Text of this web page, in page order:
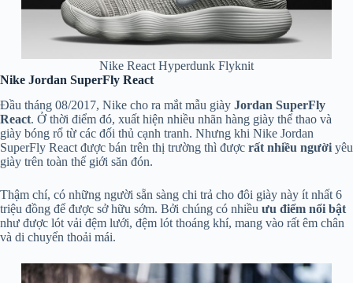
Nike React Hyperdunk Flyknit
Nike Jordan SuperFly React
Đầu tháng 08/2017, Nike cho ra mắt mẫu giày Jordan SuperFly
React. Ở thời điểm đó, xuất hiện nhiều nhãn hàng giày thể thao và
giày bóng rổ từ các đối thủ cạnh tranh. Nhưng khi Nike Jordan
SuperFly React được bán trên thị trường thì được rất nhiều người yêu
giày trên toàn thế giới săn đón.
Thậm chí, có những người sẵn sàng chi trả cho đôi giày này ít nhất 6
triệu đồng để được sở hữu sớm. Bởi chúng có nhiều ưu điểm nổi bật
như được lót vải đệm lưới, đệm lót thoáng khí, mang vào rất êm chân
và di chuyển thoải mái.